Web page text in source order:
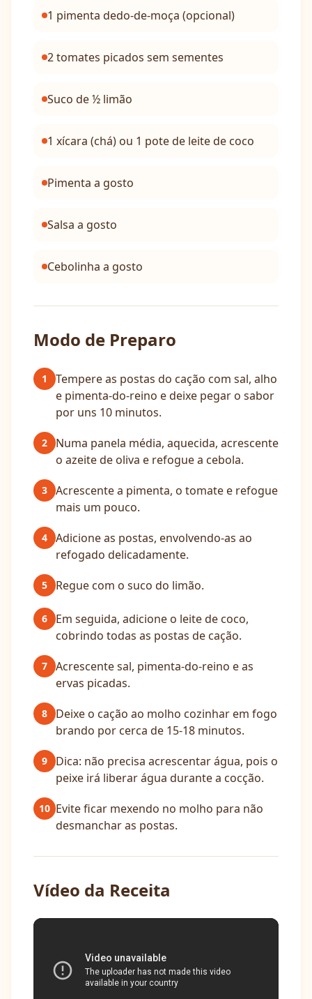
1 pimenta dedo-de-moça (opcional)
2 tomates picados sem sementes
Suco de ½ limão
1 xícara (chá) ou 1 pote de leite de coco
Pimenta a gosto
Salsa a gosto
Cebolinha a gosto
Modo de Preparo
1
Tempere as postas do cação com sal, alho
e pimenta-do-reino e deixe pegar o sabor
por uns 10 minutos.
2
Numa panela média, aquecida, acrescente
o azeite de oliva e refogue a cebola.
3
Acrescente a pimenta, o tomate e refogue
mais um pouco.
4
Adicione as postas, envolvendo-as ao
refogado delicadamente.
5 Regue com o suco do limão.
6
Em seguida, adicione o leite de coco,
cobrindo todas as postas de cação.
7
Acrescente sal, pimenta-do-reino e as
ervas picadas.
8
Deixe o cação ao molho cozinhar em fogo
brando por cerca de 15-18 minutos.
9
Dica: não precisa acrescentar água, pois o
peixe irá liberar água durante a cocção.
10 Evite ficar mexendo no molho para não
desmanchar as postas.
Vídeo da Receita